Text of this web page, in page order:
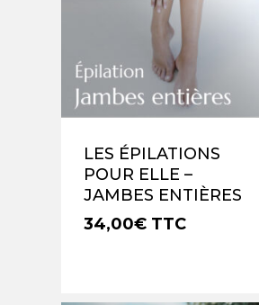
LES ÉPILATIONS
POUR ELLE –
JAMBES ENTIÈRES
34,00€ TTC